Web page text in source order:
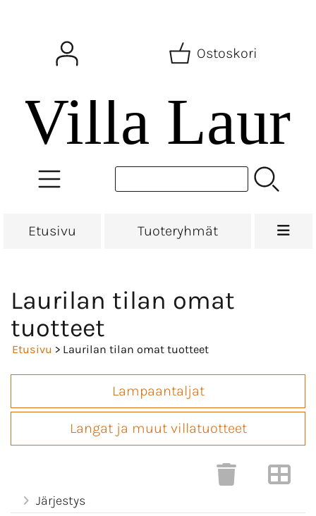
Ostoskori
Etusivu Tuoteryhmät
Laurilan tilan omat
tuotteet
Etusivu > Laurilan tilan omat tuotteet
Lampaantaljat
Langat ja muut villatuotteet
Järjestys